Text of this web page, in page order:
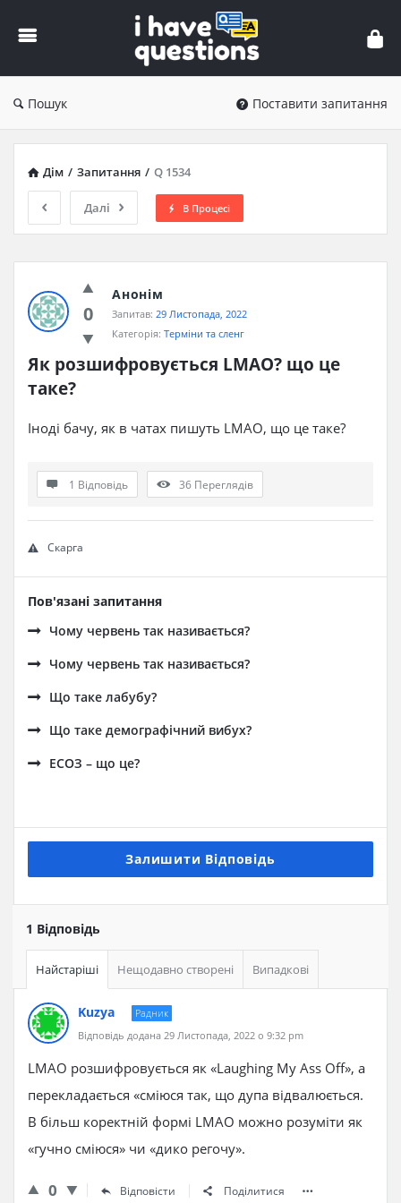
iHaveQuestions
Пошук Поставити запитання
Дім / Запитання / Q 1534
Далі В Процесі
0
Анонім
Запитав: 29 Листопада, 2022
Категорія: Терміни та сленг
Як розшифровується LMAO? що це
таке?
Іноді бачу, як в чатах пишуть LMAO, що це таке?
1 Відповідь 36 Переглядів
Скарга
Пов'язані запитання
Чому червень так називається?
Чому червень так називається?
Що таке лабубу?
Що таке демографічний вибух?
ЕСОЗ – що це?
Залишити Відповідь
1 Відповідь
Найстаріші Нещодавно створені Випадкові
Kuzya
Радник
Відповідь додана 29 Листопада, 2022 о 9:32 pm
LMAO розшифровується як «Laughing My Ass Off», а
перекладається «сміюся так, що дупа відвалюється.
В більш коректній формі LMAO можно розуміти як
«гучно сміюся» чи «дико регочу».
0 Відповісти Поділитися